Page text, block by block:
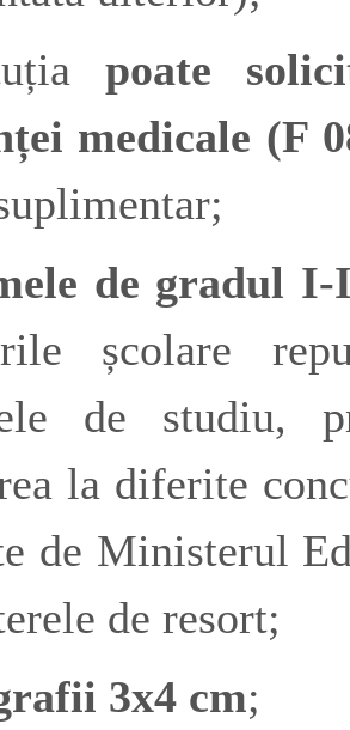
poate
medicale (F
de gradul
școlare
de studiu,
la diferite
de Ministerul
de resort;
3x4 cm;